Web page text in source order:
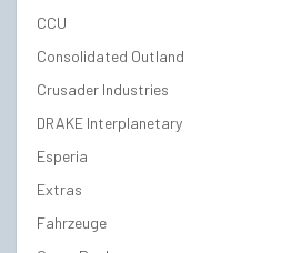
CCU
Consolidated Outland
Crusader Industries
DRAKE Interplanetary
Esperia
Extras
Fahrzeuge